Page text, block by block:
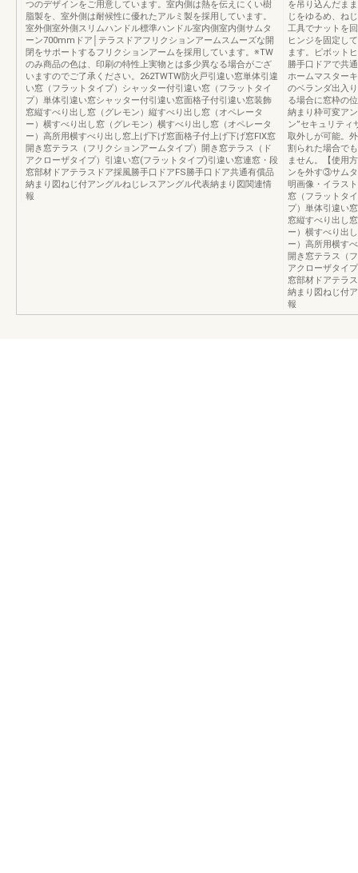
つのデザインをご用意しています。室内側は熱を伝えにくい樹
脂製を、室外側は耐候性に優れたアルミ製を採用しています。
室外側室外側スリムハンドル標準ハンドル室内側室内側サムタ
ーン700mmドア│テラスドアフリクションアームスムーズな開
閉をサポートするフリクションアームを採用しています。※TW
のみ商品の色は、印刷の特性上実物とは多少異なる場合がござ
いますのでご了承ください。262TWTW防火戸引違い窓単体引違
い窓（フラットタイプ）シャッター付引違い窓（フラットタイ
プ）単体引違い窓シャッター付引違い窓面格子付引違い窓装飾
窓縦すべり出し窓（グレモン）縦すべり出し窓（オペレータ
ー）横すべり出し窓（グレモン）横すべり出し窓（オペレータ
ー）高所用横すべり出し窓上げ下げ窓面格子付上げ下げ窓FIX窓
開き窓テラス（フリクションアームタイプ）開き窓テラス（ド
アクローザタイプ）引違い窓(フラットタイプ)引違い窓連窓・段
窓部材ドアテラスドア採風勝手口ドアFS勝手口ドア共通有償品
納まり図ねじ付アングルねじレスアングル代表納まり図関連情
報
を吊り込んだま
じをゆるめ、ね
工具でナットを
ヒンジを固定し
ます。ピボット
勝手口ドアで共
ホームマスター
のベランダ出入
る場合に窓枠の
納まり枠可変ア
ン”セキュリティ
取外しが可能。
割られた場合で
ません。【使用
ンを外す③サム
明画像・イラス
窓（フラットタ
プ）単体引違い
窓縦すべり出し
ー）横すべり出
ー）高所用横す
開き窓テラス（
アクローザタイ
窓部材ドアテラ
納まり図ねじ付
報